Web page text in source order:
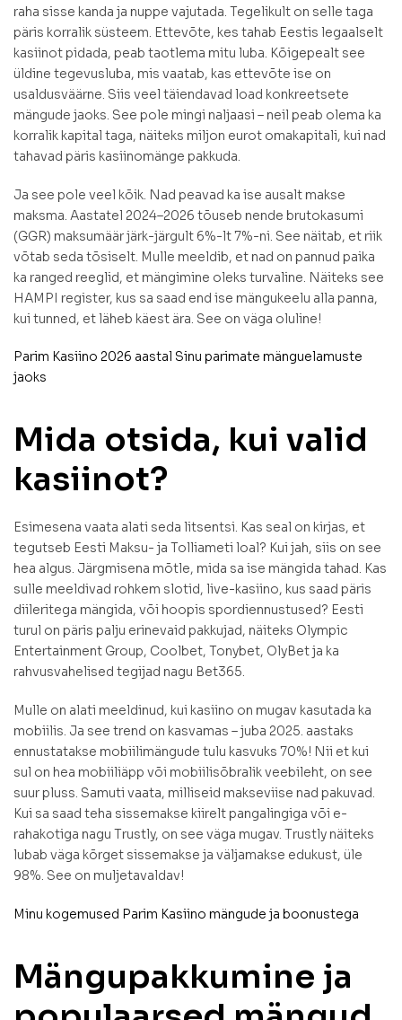
raha sisse kanda ja nuppe vajutada. Tegelikult on selle taga
päris korralik süsteem. Ettevõte, kes tahab Eestis legaalselt
kasiinot pidada, peab taotlema mitu luba. Kõigepealt see
üldine tegevusluba, mis vaatab, kas ettevõte ise on
usaldusväärne. Siis veel täiendavad load konkreetsete
mängude jaoks. See pole mingi naljaasi – neil peab olema ka
korralik kapital taga, näiteks miljon eurot omakapitali, kui nad
tahavad päris kasiinomänge pakkuda.
Ja see pole veel kõik. Nad peavad ka ise ausalt makse
maksma. Aastatel 2024–2026 tõuseb nende brutokasumi
(GGR) maksumäär järk-järgult 6%-lt 7%-ni. See näitab, et riik
võtab seda tõsiselt. Mulle meeldib, et nad on pannud paika
ka ranged reeglid, et mängimine oleks turvaline. Näiteks see
HAMPI register, kus sa saad end ise mängukeelu alla panna,
kui tunned, et läheb käest ära. See on väga oluline!
Parim Kasiino 2026 aastal Sinu parimate mänguelamuste
jaoks
Mida otsida, kui valid
kasiinot?
Esimesena vaata alati seda litsentsi. Kas seal on kirjas, et
tegutseb Eesti Maksu- ja Tolliameti loal? Kui jah, siis on see
hea algus. Järgmisena mõtle, mida sa ise mängida tahad. Kas
sulle meeldivad rohkem slotid, live-kasiino, kus saad päris
diileritega mängida, või hoopis spordiennustused? Eesti
turul on päris palju erinevaid pakkujad, näiteks Olympic
Entertainment Group, Coolbet, Tonybet, OlyBet ja ka
rahvusvahelised tegijad nagu Bet365.
Mulle on alati meeldinud, kui kasiino on mugav kasutada ka
mobiilis. Ja see trend on kasvamas – juba 2025. aastaks
ennustatakse mobiilimängude tulu kasvuks 70%! Nii et kui
sul on hea mobiiliäpp või mobiilisõbralik veebileht, on see
suur pluss. Samuti vaata, milliseid makseviise nad pakuvad.
Kui sa saad teha sissemakse kiirelt pangalingiga või e-
rahakotiga nagu Trustly, on see väga mugav. Trustly näiteks
lubab väga kõrget sissemakse ja väljamakse edukust, üle
98%. See on muljetavaldav!
Minu kogemused Parim Kasiino mängude ja boonustega
Mängupakkumine ja